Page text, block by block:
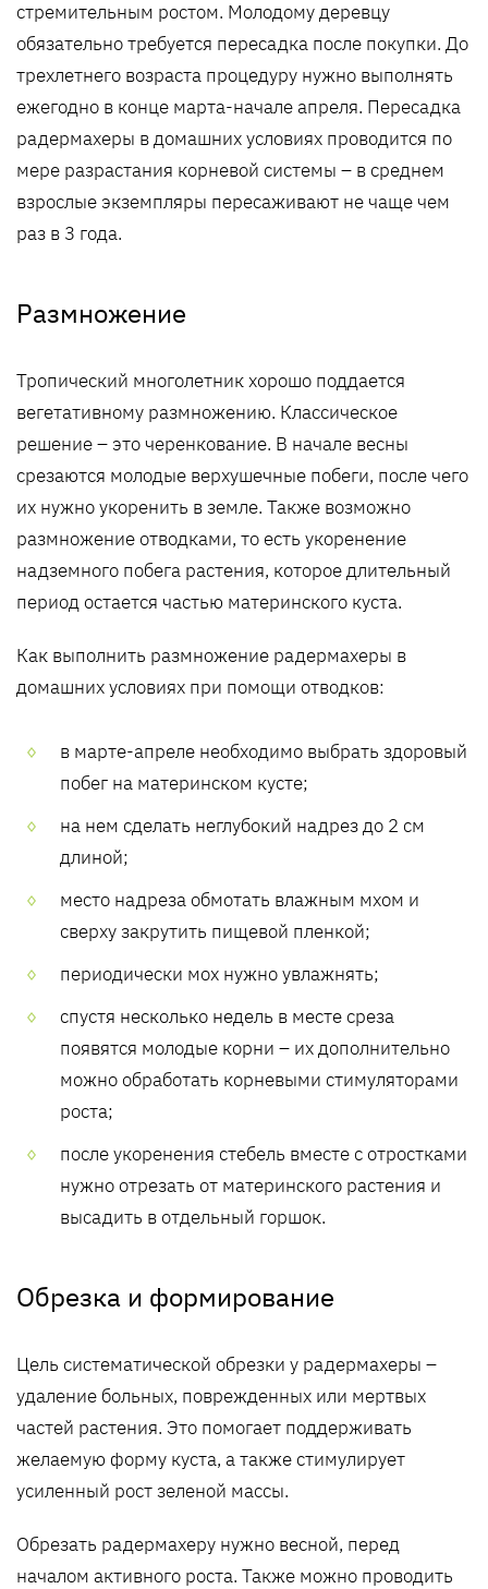
стремительным ростом. Молодому деревцу
обязательно требуется пересадка после покупки. До
трехлетнего возраста процедуру нужно выполнять
ежегодно в конце марта-начале апреля. Пересадка
радермахеры в домашних условиях проводится по
мере разрастания корневой системы – в среднем
взрослые экземпляры пересаживают не чаще чем
раз в 3 года.
Размножение
Тропический многолетник хорошо поддается
вегетативному размножению. Классическое
решение – это черенкование. В начале весны
срезаются молодые верхушечные побеги, после чего
их нужно укоренить в земле. Также возможно
размножение отводками, то есть укоренение
надземного побега растения, которое длительный
период остается частью материнского куста.
Как выполнить размножение радермахеры в
домашних условиях при помощи отводков:
в марте-апреле необходимо выбрать здоровый
побег на материнском кусте;
на нем сделать неглубокий надрез до 2 см
длиной;
место надреза обмотать влажным мхом и
сверху закрутить пищевой пленкой;
периодически мох нужно увлажнять;
спустя несколько недель в месте среза
появятся молодые корни – их дополнительно
можно обработать корневыми стимуляторами
роста;
после укоренения стебель вместе с отростками
нужно отрезать от материнского растения и
высадить в отдельный горшок.
Обрезка и формирование
Цель систематической обрезки у радермахеры –
удаление больных, поврежденных или мертвых
частей растения. Это помогает поддерживать
желаемую форму куста, а также стимулирует
усиленный рост зеленой массы.
Обрезать радермахеру нужно весной, перед
началом активного роста. Также можно проводить